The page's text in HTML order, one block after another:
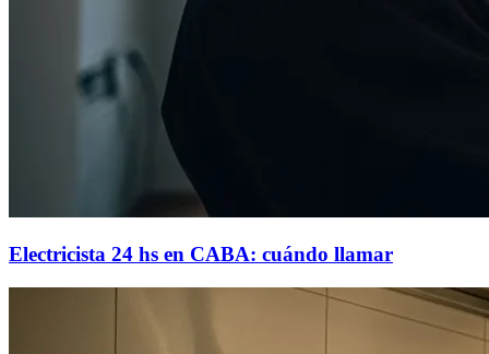
Electricista 24 hs en CABA: cuándo llamar